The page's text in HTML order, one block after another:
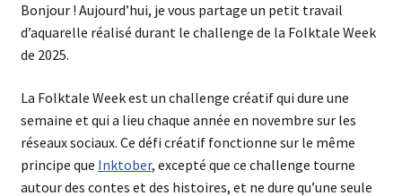
Bonjour ! Aujourd’hui, je vous partage un petit travail
d’aquarelle réalisé durant le challenge de la Folktale Week
de 2025.
La Folktale Week est un challenge créatif qui dure une
semaine et qui a lieu chaque année en novembre sur les
réseaux sociaux. Ce défi créatif fonctionne sur le même
principe que Inktober, excepté que ce challenge tourne
autour des contes et des histoires, et ne dure qu’une seule